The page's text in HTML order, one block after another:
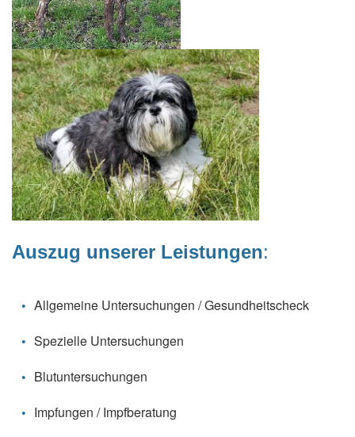
Auszug unserer Leistungen:
Allgemeine Untersuchungen / Gesundheitscheck
Spezielle Untersuchungen
Blutuntersuchungen
Impfungen / Impfberatung